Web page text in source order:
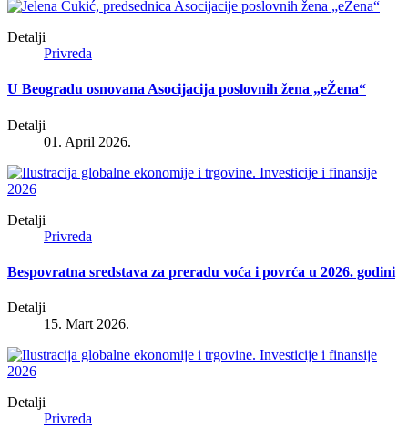
Detalji
Privreda
U Beogradu osnovana Asocijacija poslovnih žena „eŽena“
Detalji
01. April 2026.
Detalji
Privreda
Bespovratna sredstava za preradu voća i povrća u 2026. godini
Detalji
15. Mart 2026.
Detalji
Privreda